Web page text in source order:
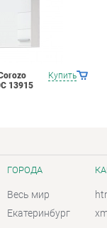
Купить
13915
ГОРОДА
Весь мир
Екатеринбург